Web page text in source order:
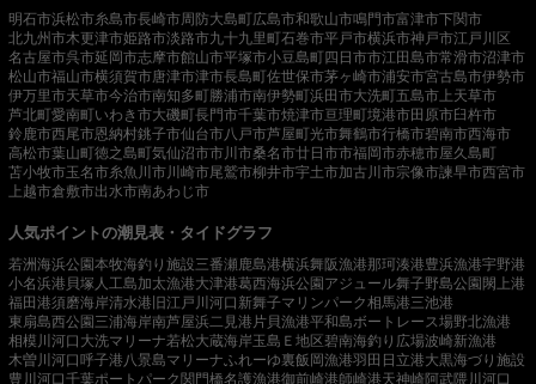
明石市浜松市糸島市長崎市周防大島町広島市和歌山市鳴門市富津市下関市
北九州市木更津市姫路市淡路市九十九里町石巻市平戸市横浜市神戸市江戸川区
名古屋市呉市延岡市志摩市館山市平塚市小豆島町四日市市江田島市常滑市沼津市
松山市福山市横須賀市唐津市津市長島町佐世保市茅ヶ崎市浦安市宮古島市伊勢市
伊万里市天草市今治市南知多町勝浦市南伊勢町浜田市大洗町五島市 上天草市
芦北町愛南町いわき市大磯町長門市千葉市焼津市亘理町境港市田原市臼杵市
鈴鹿市西尾市恩納村銚子市仙台市八戸市芦屋町光市舞鶴市行橋市碧南市西海市
高松市葉山町徳之島町気仙沼市市川市桑名市廿日市市福岡市赤穂市屋久島町
苫小牧市玉名市糸魚川市川崎市尾鷲市柳井市宇土市加古川市宗像市諫早市西宮市
上越市倉敷市出水市南あわじ市
人気ポイントの潮見表・タイドグラフ
若洲海浜公園本牧海釣り施設三番瀬鹿島港横浜舞阪漁港那珂湊港豊浜漁港宇野港
小名浜港 貝塚人工島加太漁港大津港葛西海浜公園 アジュール舞子野島公園 閖上港
福田港須磨海岸清水港 旧江戸川河口 新舞子マリンパーク相馬港三池港
東扇島西公園 三浦海岸南芦屋浜二見港 片貝漁港平和島ボートレース場野北漁港
相模川河口 大洗マリーナ若松大蔵海岸玉島Ｅ地区碧南海釣り広場波崎新漁港
木曽川河口呼子港八景島マリーナふれーゆ裏飯岡漁港羽田 日立港大黒海づり施設
豊川河口千葉ポートパーク 関門橋名護漁港御前崎港師崎港天神崎 阿武隈川河口